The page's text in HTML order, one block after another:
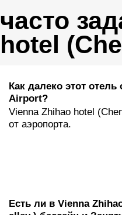
часто
hotel
Как далеко этот
Airport?
Vienna Zhihao hotel
от аэропорта.
Есть ли в Vienna